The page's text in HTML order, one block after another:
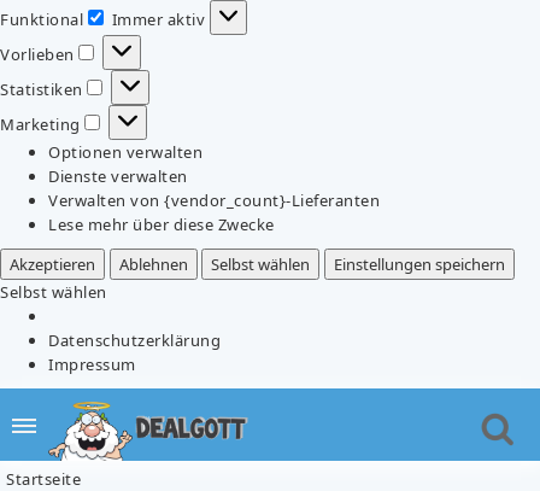
Funktional
Funktional
Immer aktiv
Vorlieben
Vorlieben
Statistiken
Statistiken
Marketing
Marketing
Optionen verwalten
Dienste verwalten
Verwalten von {vendor_count}-Lieferanten
Lese mehr über diese Zwecke
Akzeptieren
Ablehnen Selbst wählen
Einstellungen speichern
Selbst wählen
Datenschutzerklärung
Impressum
Startseite